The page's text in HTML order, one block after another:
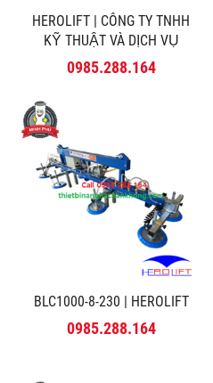
HEROLIFT | CÔNG TY TNHH
KỸ THUẬT VÀ DỊCH VỤ
MINH PHÚ
0985.288.164
BLC1000-8-230 | HEROLIFT
0985.288.164